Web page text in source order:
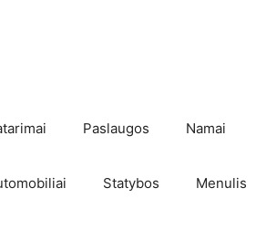
Paslaugos Namai
Statybos Menulis